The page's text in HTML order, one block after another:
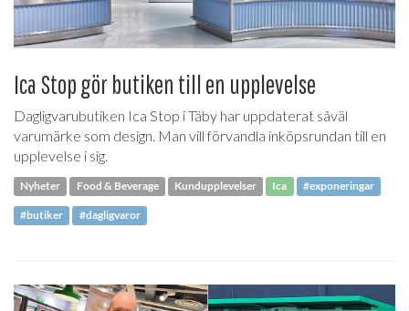
Ica Stop gör butiken till en upplevelse
Dagligvarubutiken Ica Stop i Täby har uppdaterat såväl
varumärke som design. Man vill förvandla inköpsrundan till en
upplevelse i sig.
Nyheter Food & Beverage Kundupplevelser Ica #exponeringar
#butiker #dagligvaror